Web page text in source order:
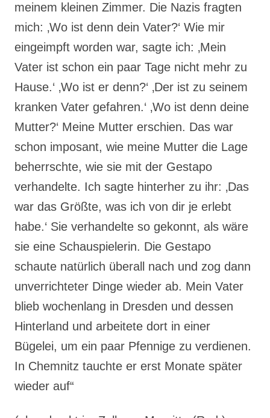
meinem kleinen Zimmer. Die Nazis fragten
mich: ‚Wo ist denn dein Vater?‘ Wie mir
eingeimpft worden war, sagte ich: ‚Mein
Vater ist schon ein paar Tage nicht mehr zu
Hause.‘ ‚Wo ist er denn?‘ ‚Der ist zu seinem
kranken Vater gefahren.‘ ‚Wo ist denn deine
Mutter?‘ Meine Mutter erschien. Das war
schon imposant, wie meine Mutter die Lage
beherrschte, wie sie mit der Gestapo
verhandelte. Ich sagte hinterher zu ihr: ‚Das
war das Größte, was ich von dir je erlebt
habe.‘ Sie verhandelte so gekonnt, als wäre
sie eine Schauspielerin. Die Gestapo
schaute natürlich überall nach und zog dann
unverrichteter Dinge wieder ab. Mein Vater
blieb wochenlang in Dresden und dessen
Hinterland und arbeitete dort in einer
Bügelei, um ein paar Pfennige zu verdienen.
In Chemnitz tauchte er erst Monate später
wieder auf“